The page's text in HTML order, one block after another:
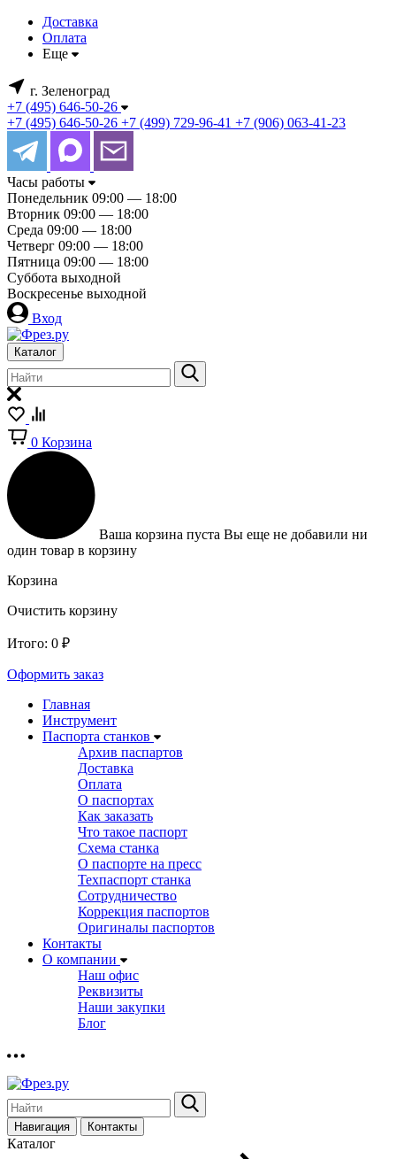
Доставка
Оплата
Еще
г. Зеленоград
+7 (495) 646-50-26
+7 (495) 646-50-26 +7 (499) 729-96-41 +7 (906) 063-41-23
Часы работы
Понедельник 09:00 — 18:00
Вторник 09:00 — 18:00
Среда 09:00 — 18:00
Четверг 09:00 — 18:00
Пятница 09:00 — 18:00
Суббота выходной
Воскресенье выходной
Вход
Каталог
0 Корзина
Ваша корзина пуста Вы еще не добавили ни
один товар в корзину
Корзина
Очистить корзину
Итого: 0 ₽
Оформить заказ
Главная
Инструмент
Паспорта станков
Архив паспартов
Доставка
Оплата
О паспортах
Как заказать
Что такое паспорт
Схема станка
О паспорте на пресс
Техпаспорт станка
Сотрудничество
Коррекция паспортов
Оригиналы паспортов
Контакты
О компании
Наш офис
Реквизиты
Наши закупки
Блог
Навигация Контакты
Каталог